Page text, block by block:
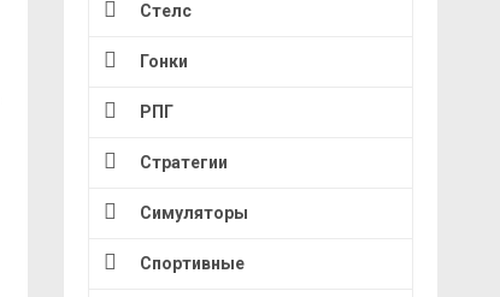
Стелс
Гонки
РПГ
Стратегии
Симуляторы
Спортивные